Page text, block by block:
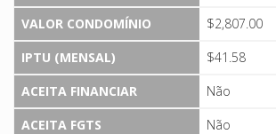
VALOR CONDOMÍNIO
$2,807.00
IPTU (MENSAL)
$41.58
ACEITA FINANCIAR
Não
ACEITA FGTS
Não